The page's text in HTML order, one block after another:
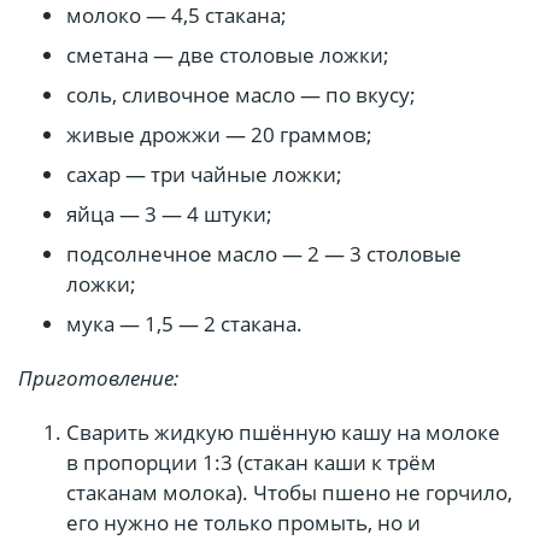
молоко — 4,5 стакана;
сметана — две столовые ложки;
соль, сливочное масло — по вкусу;
живые дрожжи — 20 граммов;
сахар — три чайные ложки;
яйца — 3 — 4 штуки;
подсолнечное масло — 2 — 3 столовые
ложки;
мука — 1,5 — 2 стакана.
Приготовление:
Сварить жидкую пшённую кашу на молоке
в пропорции 1:3 (стакан каши к трём
стаканам молока). Чтобы пшено не горчило,
его нужно не только промыть, но и